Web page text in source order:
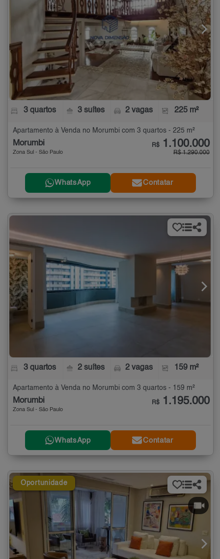
3 quartos 3 suítes 2 vagas 225 m²
Apartamento à Venda no Morumbi com 3 quartos - 225 m²
Morumbi
Zona Sul - São Paulo
R$ 1.100.000
R$ 1.290.000
WhatsApp Contatar
3 quartos 2 suítes 2 vagas 159 m²
Apartamento à Venda no Morumbi com 3 quartos - 159 m²
Morumbi
Zona Sul - São Paulo
R$ 1.195.000
WhatsApp Contatar
Oportunidade